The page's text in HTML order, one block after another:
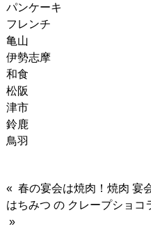
パンケーキ
フレンチ
亀山
伊勢志摩
和食
松阪
津市
鈴鹿
鳥羽
« 春の宴会は焼肉！焼肉 宴
はちみつ の クレープショ
»